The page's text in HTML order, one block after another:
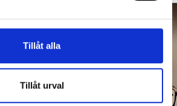
Tillåt alla
Tillåt urval